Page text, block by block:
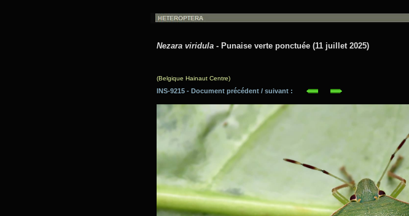
Nezara viridula - Punaise verte ponctuée (11 juillet 2025)
(Belgique Hainaut Centre)
INS-9215 - Document précédent / suivant :